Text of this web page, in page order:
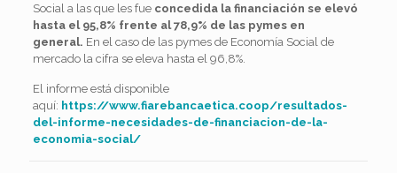
Social a las que les fue concedida la financiación se elevó
hasta el 95,8% frente al 78,9% de las pymes en
general. En el caso de las pymes de Economía Social de
mercado la cifra se eleva hasta el 96,8%.
El informe está disponible
aquí: https://www.fiarebancaetica.coop/resultados-
del-informe-necesidades-de-financiacion-de-la-
economia-social/